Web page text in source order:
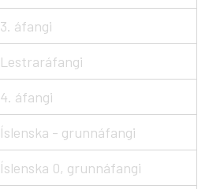
3. áfangi
Lestraráfangi
4. áfangi
Íslenska - grunnáfangi
Íslenska 0, grunnáfangi